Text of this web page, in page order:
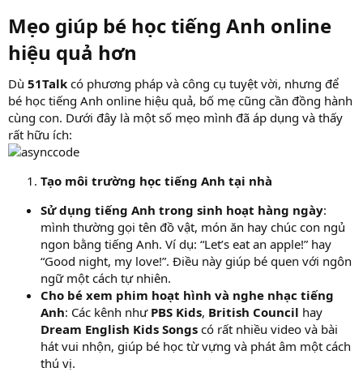
Mẹo giúp bé học tiếng Anh online
hiệu quả hơn​
Dù 51Talk có phương pháp và công cụ tuyệt vời, nhưng để
bé học tiếng Anh online hiệu quả, bố mẹ cũng cần đồng hành
cùng con. Dưới đây là một số mẹo mình đã áp dụng và thấy
rất hữu ích:
Tạo môi trường học tiếng Anh tại nhà
Sử dụng tiếng Anh trong sinh hoạt hàng ngày:
mình thường gọi tên đồ vật, món ăn hay chúc con ngủ
ngon bằng tiếng Anh. Ví dụ: “Let’s eat an apple!” hay
“Good night, my love!”. Điều này giúp bé quen với ngôn
ngữ một cách tự nhiên.
Cho bé xem phim hoạt hình và nghe nhạc tiếng
Anh: Các kênh như PBS Kids, British Council hay
Dream English Kids Songs có rất nhiều video và bài
hát vui nhộn, giúp bé học từ vựng và phát âm một cách
thú vị.